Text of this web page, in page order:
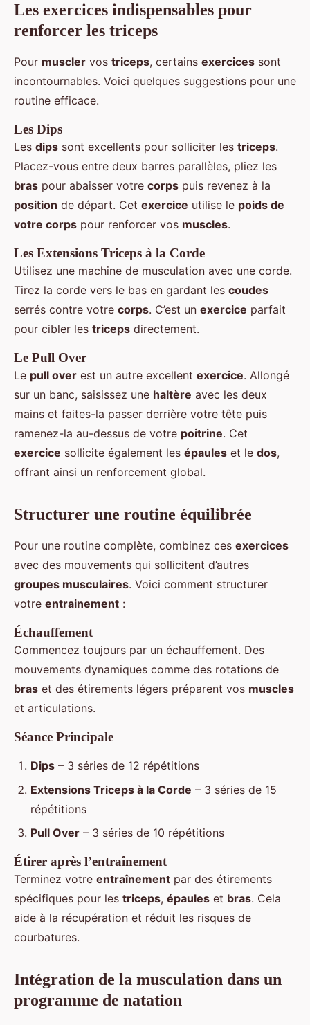
Les exercices indispensables pour
renforcer les triceps
Pour muscler vos triceps, certains exercices sont
incontournables. Voici quelques suggestions pour une
routine efficace.
Les Dips
Les dips sont excellents pour solliciter les triceps.
Placez-vous entre deux barres parallèles, pliez les
bras pour abaisser votre corps puis revenez à la
position de départ. Cet exercice utilise le poids de
votre corps pour renforcer vos muscles.
Les Extensions Triceps à la Corde
Utilisez une machine de musculation avec une corde.
Tirez la corde vers le bas en gardant les coudes
serrés contre votre corps. C’est un exercice parfait
pour cibler les triceps directement.
Le Pull Over
Le pull over est un autre excellent exercice. Allongé
sur un banc, saisissez une haltère avec les deux
mains et faites-la passer derrière votre tête puis
ramenez-la au-dessus de votre poitrine. Cet
exercice sollicite également les épaules et le dos,
offrant ainsi un renforcement global.
Structurer une routine équilibrée
Pour une routine complète, combinez ces exercices
avec des mouvements qui sollicitent d’autres
groupes musculaires. Voici comment structurer
votre entrainement :
Échauffement
Commencez toujours par un échauffement. Des
mouvements dynamiques comme des rotations de
bras et des étirements légers préparent vos muscles
et articulations.
Séance Principale
Dips – 3 séries de 12 répétitions
Extensions Triceps à la Corde – 3 séries de 15
répétitions
Pull Over – 3 séries de 10 répétitions
Étirer après l’entraînement
Terminez votre entraînement par des étirements
spécifiques pour les triceps, épaules et bras. Cela
aide à la récupération et réduit les risques de
courbatures.
Intégration de la musculation dans un
programme de natation